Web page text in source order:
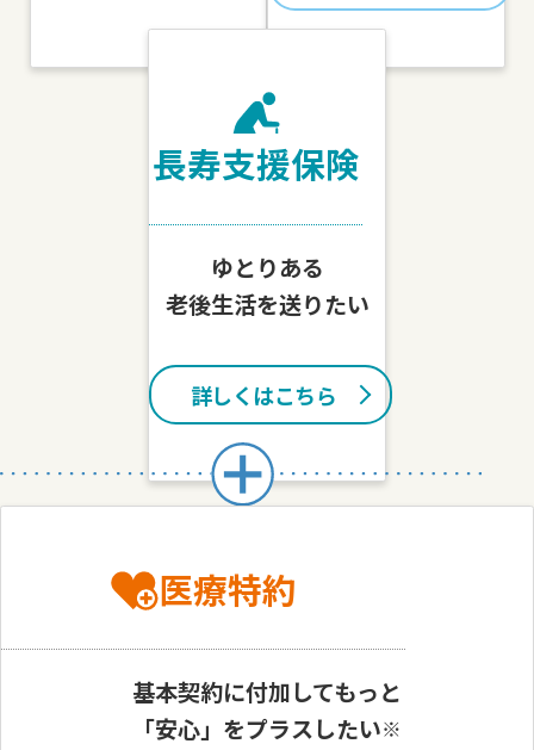
長寿支援保険
ゆとりある
老後生活を送りたい
詳しくはこちら
医療特約
基本契約に付加してもっと
「安心」をプラスしたい※